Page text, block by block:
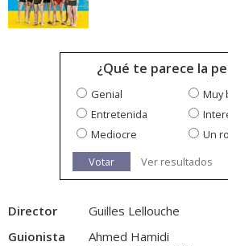
¿Qué te parece la
Genial
Muy
Entretenida
Mediocre
Un
Votar
Ver resultados
Director
Guilles Lellouche
Guionista
Ahmed Hamidi